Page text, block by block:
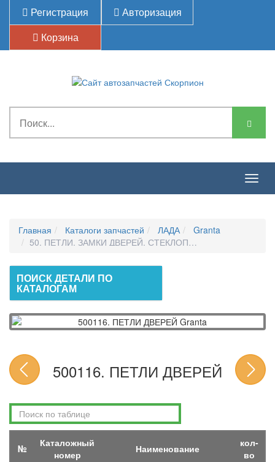
Регистрация
Авторизация
Корзина
Главная Каталоги запчастей ЛАДА
Granta
50. ПЕТЛИ, ЗАМКИ ДВЕРЕЙ, СТЕКЛОПОДЪЕМНИК-
ПОИСК ДЕТАЛИ ПО
КАТАЛОГАМ
500116. ПЕТЛИ ДВЕРЕЙ
№
Каталожный
номер
Наименование
кол-
во